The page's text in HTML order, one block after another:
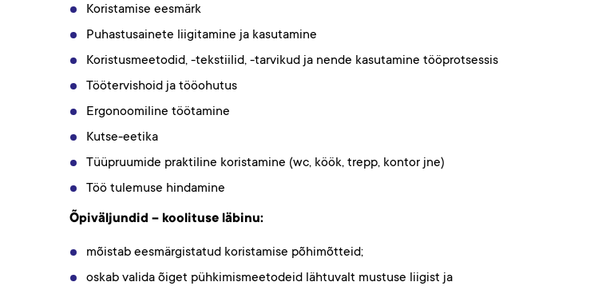
Koristamise eesmärk
Puhastusainete liigitamine ja kasutamine
Koristusmeetodid, -tekstiilid, -tarvikud ja nende kasutamine tööprotsessis
Töötervishoid ja tööohutus
Ergonoomiline töötamine
Kutse-eetika
Tüüpruumide praktiline koristamine (wc, köök, trepp, kontor jne)
Töö tulemuse hindamine
Õpiväljundid – koolituse läbinu:
mõistab eesmärgistatud koristamise põhimõtteid;
oskab valida õiget pühkimismeetodeid lähtuvalt mustuse liigist ja